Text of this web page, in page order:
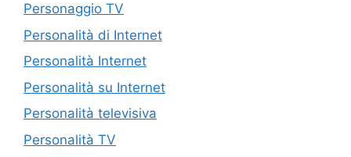
Personaggio TV
Personalità di Internet
Personalità Internet
Personalità su Internet
Personalità televisiva
Personalità TV